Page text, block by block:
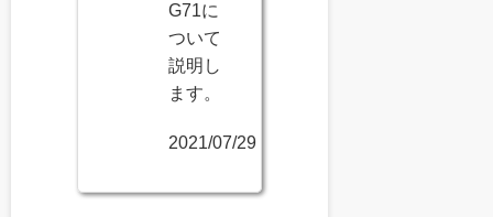
G71に
ついて
説明し
ます。
2021/07/29